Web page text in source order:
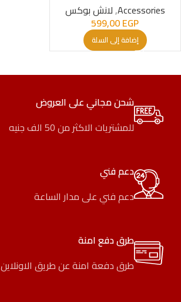
Accessories
,لانش بوكس
599,00EGP
إضافة إلى السلة
شحن مجاني على العروض
للمشتريات الاكثر من 50 الف جنيه
دعم فني
دعم فني على مدار الساعة
طرق دفع امنة
طرق دفعة امنة عن طريق الاونلاين